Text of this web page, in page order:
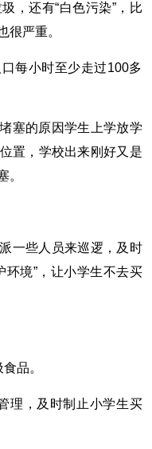
，还有“白色污染”，比
很严重。
每小时至少走过100多
塞的原因学生上学放学
置，学校出来刚好又是
。
一些人员来巡逻，及时
环境”，让小学生不去买
品。
理，及时制止小学生买